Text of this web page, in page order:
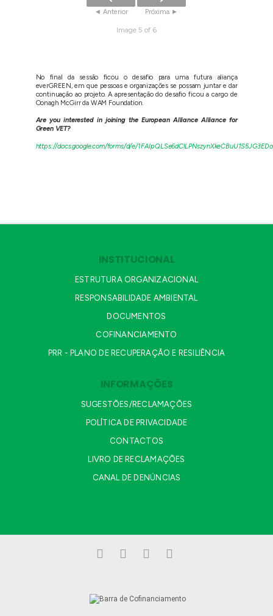
Image 5 of 6
No final da sessão ficou o desafio para uma futura aliança
everGREEN, em que pessoas e organizações se possam juntar e dar
continuação ao projeto. A apresentação do desafio ficou a cargo de
Oonagh McGirr da WAM Foundation.
Are you interested in joining the European Alliance Alliance for
Green VET?
https://docs.google.com/forms/d/e/
INSTITUCIONAL
ESTRUTURA ORGANIZACIONAL
RESPONSABILIDADE AMBIENTAL
DOCUMENTOS
COFINANCIAMENTO
PRR - PLANO DE RECUPERAÇÃO E RESILIÊNCIA
INFORMAÇÕES
SUGESTÕES/RECLAMAÇÕES
POLÍTICA DE PRIVACIDADE
CONTACTOS
LIVRO DE RECLAMAÇÕES
CANAL DE DENÚNCIAS